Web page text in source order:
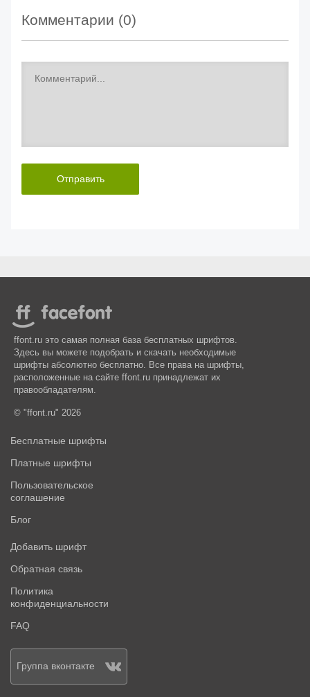
Комментарии (0)
Отправить
ffont.ru это самая полная база бесплатных шрифтов.
Здесь вы можете подобрать и скачать необходимые
шрифты абсолютно бесплатно. Все права на шрифты,
расположенные на сайте ffont.ru принадлежат их
правообладателям.
© "ffont.ru" 2026
Бесплатные шрифты
Платные шрифты
Пользовательское
соглашение
Блог
Добавить шрифт
Обратная связь
Политика
конфиденциальности
FAQ
Группа вконтакте